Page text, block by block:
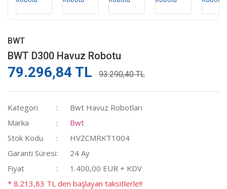
BWT
BWT D300 Havuz Robotu
79.296,84 TL 93.290,40 TL
Kategori
Bwt Havuz Robotları
Marka
Bwt
Stok Kodu
HVZCMRKT1004
Garanti Süresi
24 Ay
Fiyat
1.400,00 EUR + KDV
* 8.213,83 TL den başlayan taksitlerle!!